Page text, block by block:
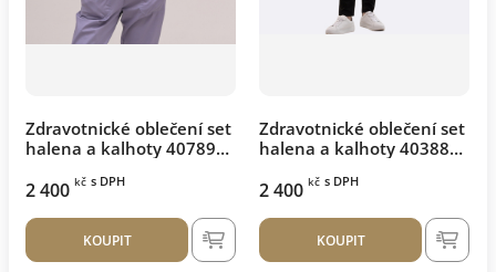
Zdravotnické oblečení set
halena a kalhoty 40789
2 400 kč s DPH
KOUPIT
Zdravotnické oblečení set
halena a kalhoty 40388
2 400 kč s DPH
KOUPIT